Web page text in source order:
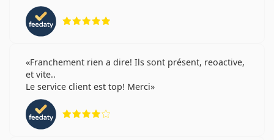
Franchement rien a dire! Ils sont présent, reoactive,
et vite..
Le service client est top! Merci